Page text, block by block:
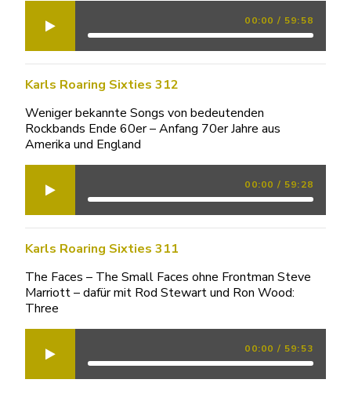
00:00 / 59:58
Karls Roaring Sixties 312
Weniger bekannte Songs von bedeutenden
Rockbands Ende 60er – Anfang 70er Jahre aus
Amerika und England
00:00 / 59:28
Karls Roaring Sixties 311
The Faces – The Small Faces ohne Frontman Steve
Marriott – dafür mit Rod Stewart und Ron Wood:
Three
00:00 / 59:53